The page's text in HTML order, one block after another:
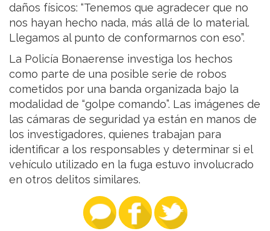
daños físicos: “Tenemos que agradecer que no
nos hayan hecho nada, más allá de lo material.
Llegamos al punto de conformarnos con eso”.
La Policía Bonaerense investiga los hechos
como parte de una posible serie de robos
cometidos por una banda organizada bajo la
modalidad de “golpe comando”. Las imágenes de
las cámaras de seguridad ya están en manos de
los investigadores, quienes trabajan para
identificar a los responsables y determinar si el
vehículo utilizado en la fuga estuvo involucrado
en otros delitos similares.